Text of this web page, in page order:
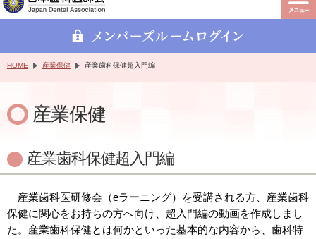
HOME 産業保健 産業歯科保健超入門編
産業保健
産業歯科保健超入門編
産業歯科医研修会（eラーニング）を受講される方、産業歯科
保健に関心をお持ちの方へ向け、超入門編の動画を作成しまし
た。産業歯科保健とは何かといった基本的な内容から、歯科特